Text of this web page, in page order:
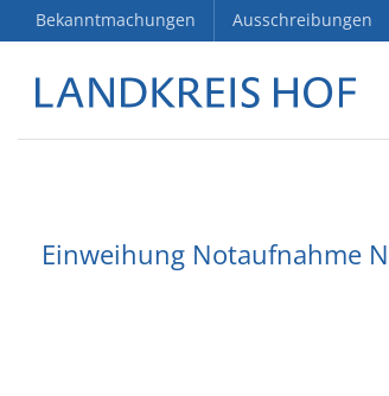
Bekanntmachungen Ausschreibungen
Einweihung Notaufnahme